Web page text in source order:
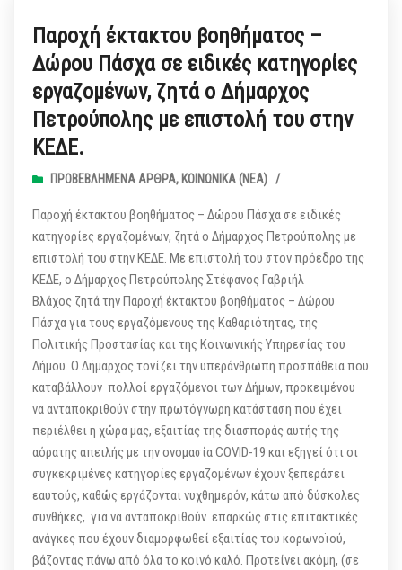
Παροχή έκτακτου βοηθήματος –
Δώρου Πάσχα σε ειδικές κατηγορίες
εργαζομένων, ζητά ο Δήμαρχος
Πετρούπολης με επιστολή του στην
ΚΕΔΕ.
ΠΡΟΒΕΒΛΗΜΈΝΑ ΆΡΘΡΑ, ΚΟΙΝΩΝΙΚΆ (ΝΕΑ) /
Παροχή έκτακτου βοηθήματος – Δώρου Πάσχα σε ειδικές
κατηγορίες εργαζομένων, ζητά ο Δήμαρχος Πετρούπολης με
επιστολή του στην ΚΕΔΕ. Με επιστολή του στον πρόεδρο της
ΚΕΔΕ, ο Δήμαρχος Πετρούπολης Στέφανος Γαβριήλ
Βλάχος ζητά την Παροχή έκτακτου βοηθήματος – Δώρου
Πάσχα για τους εργαζόμενους της Καθαριότητας, της
Πολιτικής Προστασίας και της Κοινωνικής Υπηρεσίας του
Δήμου. Ο Δήμαρχος τονίζει την υπεράνθρωπη προσπάθεια που
καταβάλλουν πολλοί εργαζόμενοι των Δήμων, προκειμένου
να ανταποκριθούν στην πρωτόγνωρη κατάσταση που έχει
περιέλθει η χώρα μας, εξαιτίας της διασποράς αυτής της
αόρατης απειλής με την ονομασία COVID-19 και εξηγεί ότι οι
συγκεκριμένες κατηγορίες εργαζομένων έχουν ξεπεράσει
εαυτούς, καθώς εργάζονται νυχθημερόν, κάτω από δύσκολες
συνθήκες, για να ανταποκριθούν επαρκώς στις επιτακτικές
ανάγκες που έχουν διαμορφωθεί εξαιτίας του κορωνοϊού,
βάζοντας πάνω από όλα το κοινό καλό. Προτείνει ακόμη, (σε